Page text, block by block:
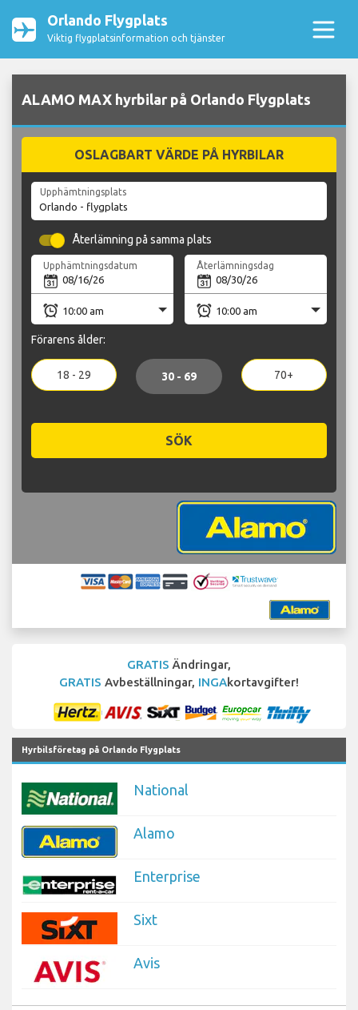
Orlando Flygplats
Viktig flygplatsinformation och tjänster
ALAMO MAX hyrbilar på Orlando Flygplats
OSLAGBART VÄRDE PÅ HYRBILAR
Upphämtningsplats
Återlämning på samma plats
Upphämtningsdatum Återlämningsdag
Förarens ålder:
18 - 29 30 - 69 70+
SÖK
GRATIS Ändringar,
GRATIS Avbeställningar, INGAkortavgifter!
Hyrbilsföretag på Orlando Flygplats
National
Alamo
Enterprise
Sixt
Avis